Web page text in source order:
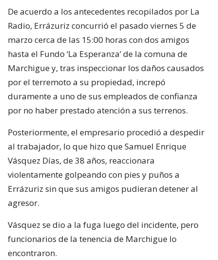
De acuerdo a los antecedentes recopilados por La
Radio, Errázuriz concurrió el pasado viernes 5 de
marzo cerca de las 15:00 horas con dos amigos
hasta el Fundo ‘La Esperanza’ de la comuna de
Marchigue y, tras inspeccionar los daños causados
por el terremoto a su propiedad, increpó
duramente a uno de sus empleados de confianza
por no haber prestado atención a sus terrenos.
Posteriormente, el empresario procedió a despedir
al trabajador, lo que hizo que Samuel Enrique
Vásquez Días, de 38 años, reaccionara
violentamente golpeando con pies y puños a
Errázuriz sin que sus amigos pudieran detener al
agresor.
Vásquez se dio a la fuga luego del incidente, pero
funcionarios de la tenencia de Marchigue lo
encontraron.